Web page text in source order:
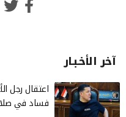
آخر الأخـبـار
‏اعتقال رجل
فساد في